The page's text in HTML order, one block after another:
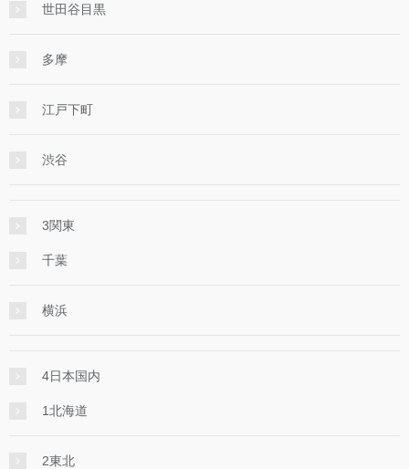
世田谷目黒
多摩
江戸下町
渋谷
3関東
千葉
横浜
4日本国内
1北海道
2東北